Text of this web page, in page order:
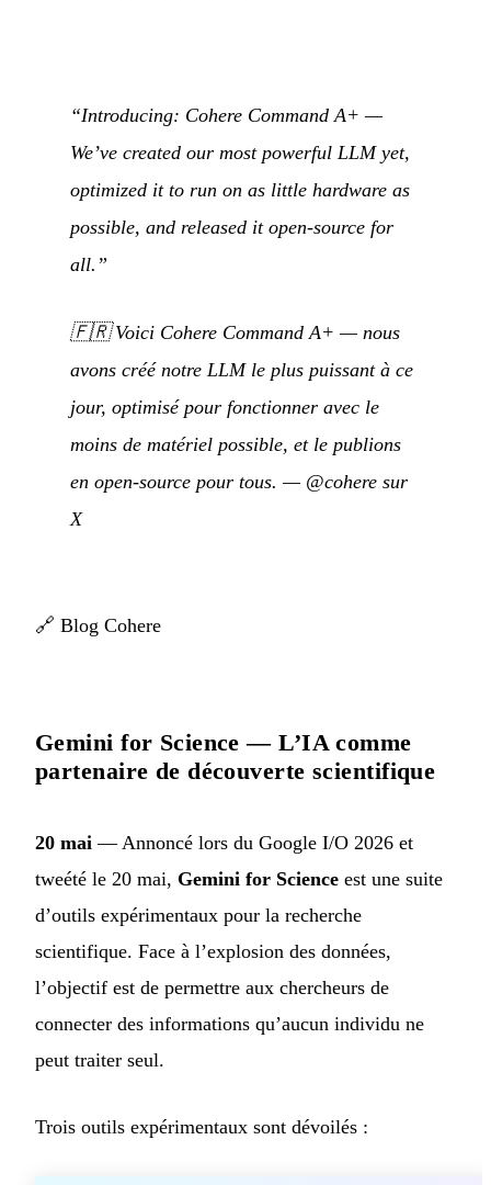
“Introducing: Cohere Command A+ —
We’ve created our most powerful LLM yet,
optimized it to run on as little hardware as
possible, and released it open-source for
all.”
🇫🇷Voici Cohere Command A+ — nous
avons créé notre LLM le plus puissant à ce
jour, optimisé pour fonctionner avec le
moins de matériel possible, et le publions
en open-source pour tous. — @cohere sur
X
🔗 Blog Cohere
Gemini for Science — L’IA comme
partenaire de découverte scientifique
20 mai — Annoncé lors du Google I/O 2026 et
tweété le 20 mai, Gemini for Science est une suite
d’outils expérimentaux pour la recherche
scientifique. Face à l’explosion des données,
l’objectif est de permettre aux chercheurs de
connecter des informations qu’aucun individu ne
peut traiter seul.
Trois outils expérimentaux sont dévoilés :